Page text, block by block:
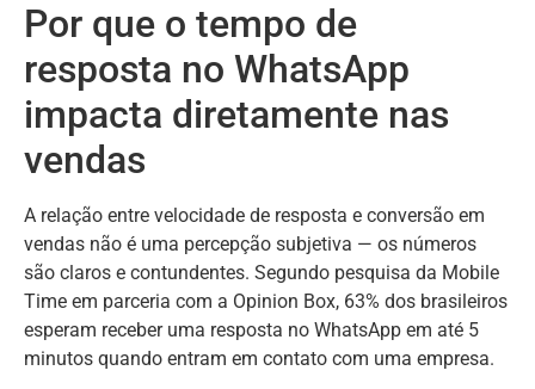
Por que o tempo de
resposta no WhatsApp
impacta diretamente nas
vendas
A relação entre velocidade de resposta e conversão em
vendas não é uma percepção subjetiva — os números
são claros e contundentes. Segundo pesquisa da Mobile
Time em parceria com a Opinion Box, 63% dos brasileiros
esperam receber uma resposta no WhatsApp em até 5
minutos quando entram em contato com uma empresa.